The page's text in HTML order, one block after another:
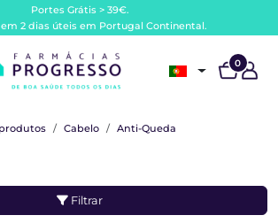
Portes Grátis > 39€.
2 dias úteis em Portugal Continental.
0
Cabelo Anti-Queda
Filtrar